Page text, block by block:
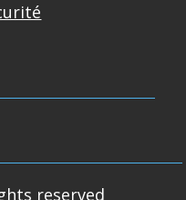
reserved